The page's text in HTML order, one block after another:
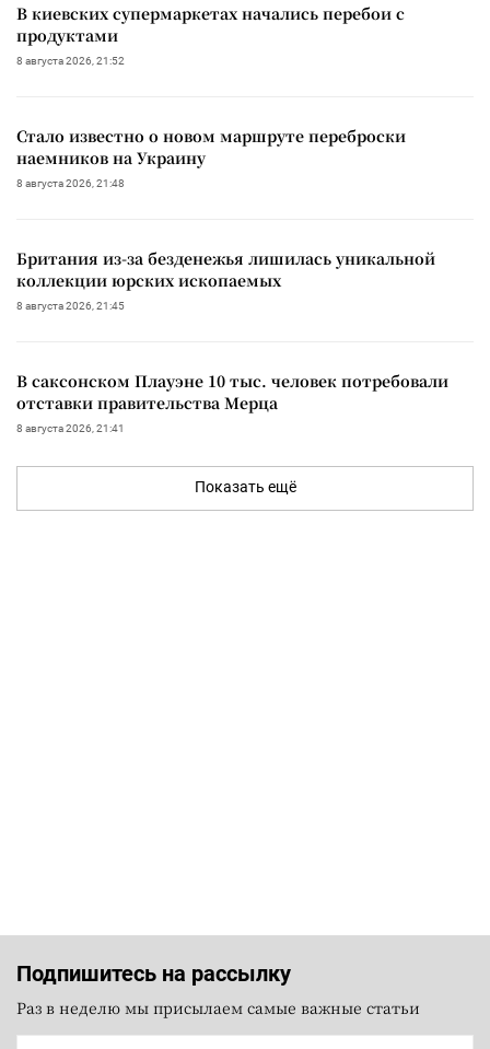
В киевских супермаркетах начались перебои с
продуктами
8 августа 2026, 21:52
Стало известно о новом маршруте переброски
наемников на Украину
8 августа 2026, 21:48
Британия из-за безденежья лишилась уникальной
коллекции юрских ископаемых
8 августа 2026, 21:45
В саксонском Плауэне 10 тыс. человек потребовали
отставки правительства Мерца
8 августа 2026, 21:41
Показать ещё
Подпишитесь на рассылку
Раз в неделю мы присылаем самые важные статьи